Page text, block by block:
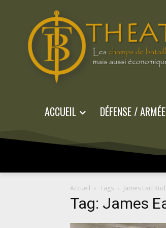
ACCUEIL DÉFENSE /
Accueil Tags James Earl
Tag: James